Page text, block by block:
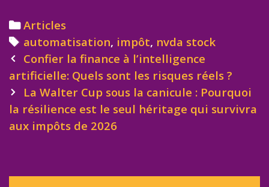
Categories
Articles
Tags
automatisation, impôt, nvda stock
Post
navigation
Confier la finance à l’intelligence
artificielle: Quels sont les risques réels ?
La Walter Cup sous la canicule : Pourquoi
la résilience est le seul héritage qui survivra
aux impôts de 2026